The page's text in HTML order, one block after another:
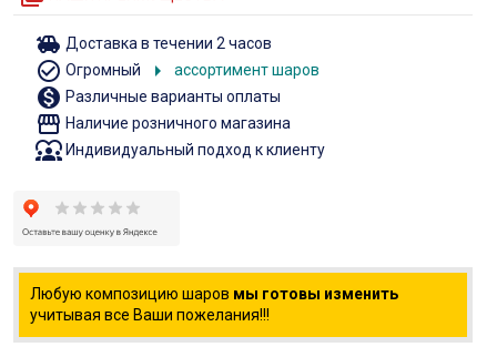
toys Доставка в течении 2 часов
check_circle_outline Огромный arrow_right ассортимент шаров
monetization_on Различные варианты оплаты
storefront Наличие розничного магазина
diversity_1Индивидуальный подход к клиенту
Любую композицию шаров мы готовы изменить
учитывая все Ваши пожелания!!!